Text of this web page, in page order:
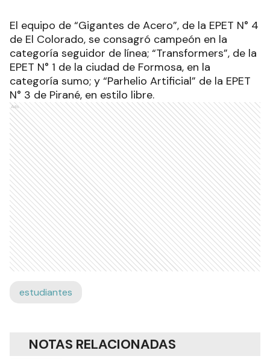
El equipo de “Gigantes de Acero”, de la EPET N° 4
de El Colorado, se consagró campeón en la
categoría seguidor de línea; “Transformers”, de la
EPET N° 1 de la ciudad de Formosa, en la
categoría sumo; y “Parhelio Artificial” de la EPET
N° 3 de Pirané, en estilo libre.
Ads
estudiantes
NOTAS RELACIONADAS